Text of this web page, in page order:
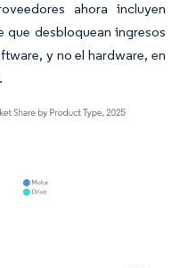
ahora incluyen
desbloquean ingresos
y no el hardware, en